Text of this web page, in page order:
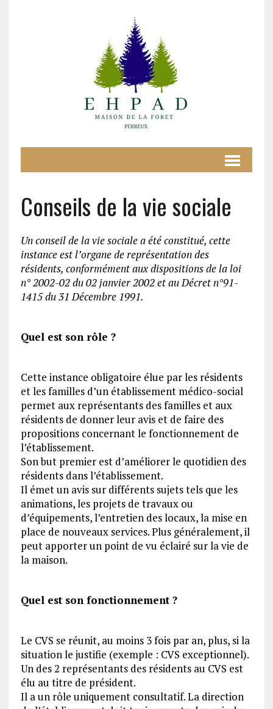
Conseils de la vie sociale
Un conseil de la vie sociale a été constitué, cette
instance est l’organe de représentation des
résidents, conformément aux dispositions de la loi
n° 2002-02 du 02 janvier 2002 et au Décret n°91-
1415 du 31 Décembre 1991.
Quel est son rôle ?
Cette instance obligatoire élue par les résidents
et les familles d’un établissement médico-social
permet aux représentants des familles et aux
résidents de donner leur avis et de faire des
propositions concernant le fonctionnement de
l’établissement.
Son but premier est d’améliorer le quotidien des
résidents dans l’établissement.
Il émet un avis sur différents sujets tels que les
animations, les projets de travaux ou
d’équipements, l’entretien des locaux, la mise en
place de nouveaux services. Plus généralement, il
peut apporter un point de vu éclairé sur la vie de
la maison.
Quel est son fonctionnement ?
Le CVS se réunit, au moins 3 fois par an, plus, si la
situation le justifie (exemple : CVS exceptionnel).
Un des 2 représentants des résidents au CVS est
élu au titre de président.
Il a un rôle uniquement consultatif. La direction